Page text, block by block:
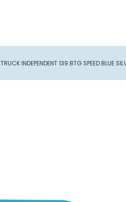
TRUCK INDEPENDENT 139 BTG SPEED BLUE